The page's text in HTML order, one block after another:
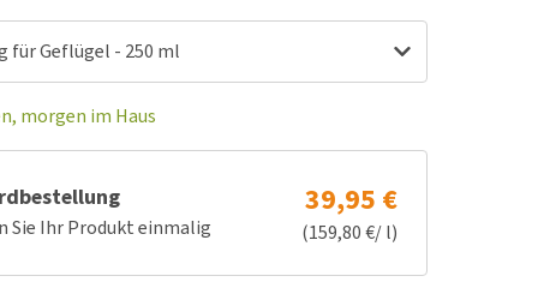
für Geflügel - 250 ml
morgen im Haus
Sie Ihr Produkt einmalig
39,95 €
(159,80 €/ l)